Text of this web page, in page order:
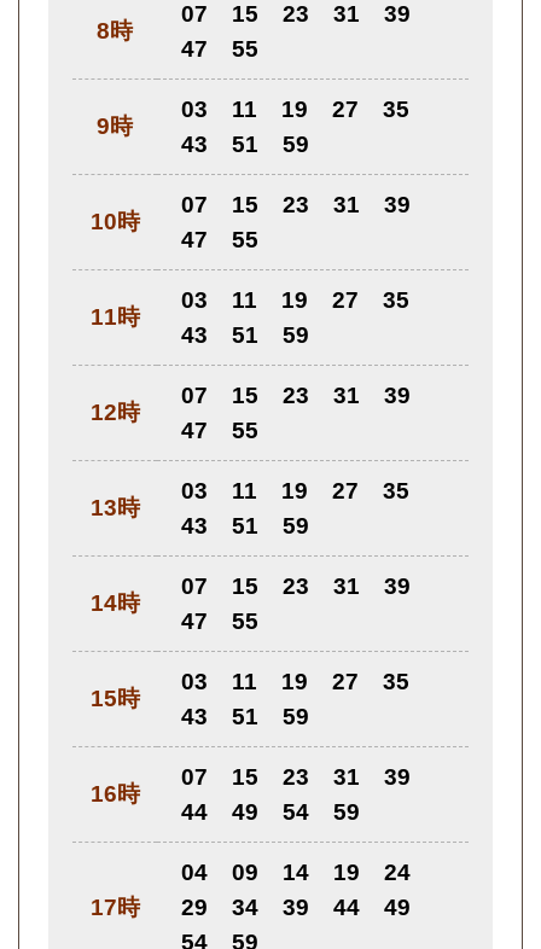
8時
07 15 23 31
39
47
55
9時
03 11 19 27
35
43
51 59
10時
07 15 23 31
39
47
55
11時
03 11 19 27
35
43
51 59
12時
07 15 23 31
39
47
55
13時
03 11 19 27
35
43
51 59
14時
07 15 23 31
39
47
55
15時
03 11 19 27
35
43
51 59
16時
07 15 23 31
39
44
49 54 59
17時
04 09 14 19
24
29
34 39 44
49
54
59